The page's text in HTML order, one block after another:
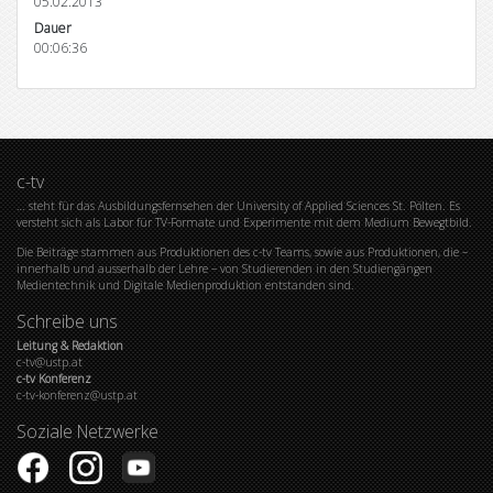
Dauer
00:06:36
c-tv
… steht für das Ausbildungsfernsehen der University of Applied Sciences St. Pölten. Es
versteht sich als Labor für TV-Formate und Experimente mit dem Medium Bewegtbild.
Die Beiträge stammen aus Produktionen des c-tv Teams, sowie aus Produktionen, die –
innerhalb und ausserhalb der Lehre – von Studierenden in den Studiengängen
Medientechnik und Digitale Medienproduktion entstanden sind.
Schreibe uns
Leitung & Redaktion
c-tv@ustp.at
c-tv Konferenz
c-tv-konferenz@ustp.at
Soziale Netzwerke